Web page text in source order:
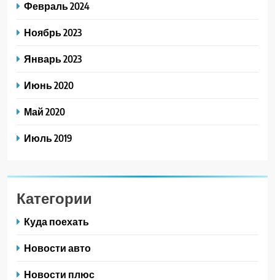
Февраль 2024
Ноябрь 2023
Январь 2023
Июнь 2020
Май 2020
Июль 2019
Категории
Куда поехать
Новости авто
Новости плюс